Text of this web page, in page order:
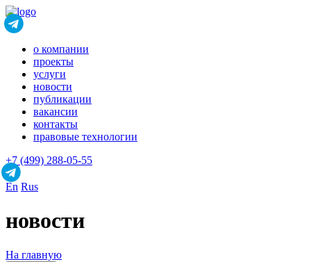
о компании
проекты
услуги
новости
публикации
вакансии
контакты
правовые технологии
+7 (499) 288-05-55
En Rus
новости
На главную